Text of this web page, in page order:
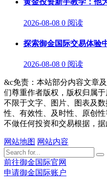
黄金投资新手教学：他
2026-08-08 0 阅读
探索御金国际交易体验
2026-08-08 0 阅读
&c免责：本站部分内容文章
们尊重作者版权，版权归属
不限于文字、图片、图表及
性、有效性、及时性、原创
不做任何投资和交易根据，据
网站地图 网站内容
前往御金国际官网
申请御金国际账户